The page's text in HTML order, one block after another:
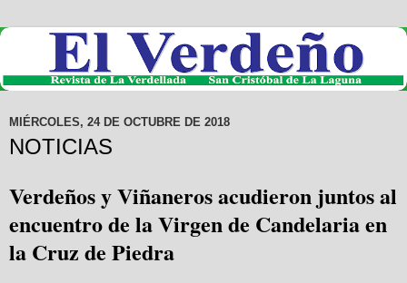
MIÉRCOLES, 24 DE OCTUBRE DE 2018
NOTICIAS
Verdeños y Viñaneros acudieron juntos al
encuentro de la Virgen de Candelaria en
la Cruz de Piedra